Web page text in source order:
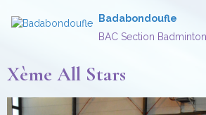
Badabondoufle
BAC Section
Xème All Stars